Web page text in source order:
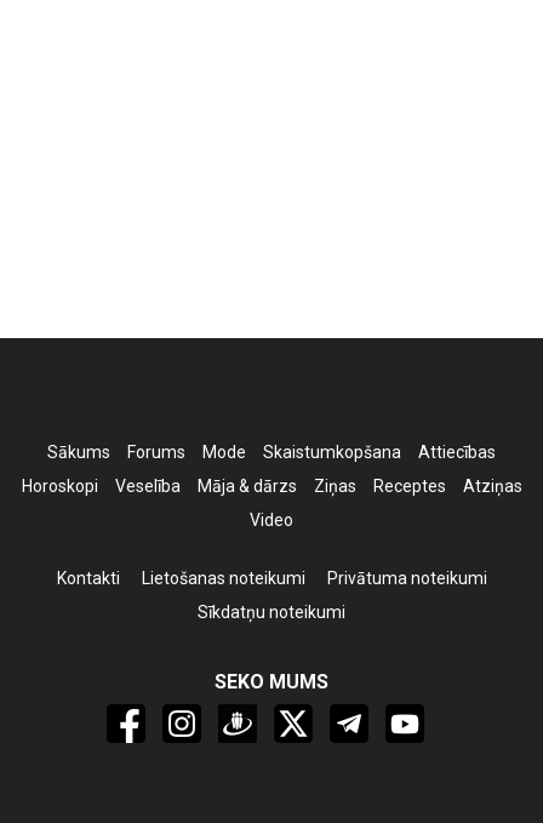
Sākums Forums Mode Skaistumkopšana
Attiecības
Horoskopi
Veselība Māja & dārzs Ziņas Receptes
Atziņas
Video
Kontakti Lietošanas noteikumi
Privātuma noteikumi
Sīkdatņu noteikumi
SEKO MUMS